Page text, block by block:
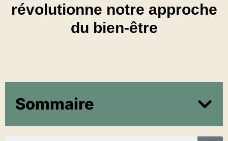
révolutionne notre approche
du bien-être
Sommaire